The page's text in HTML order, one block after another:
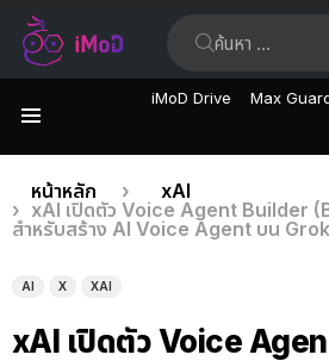
iMoD Drive Max
เรื่อง
ล่าสุด
คุณอยู่ที่นี่:
หน้าหลัก
xAI
xAI เปิดตัว Voice Agent Builder
สำหรับสร้าง AI Voice Agent บน
AI X XAI
xAI เปิดตัว Voice